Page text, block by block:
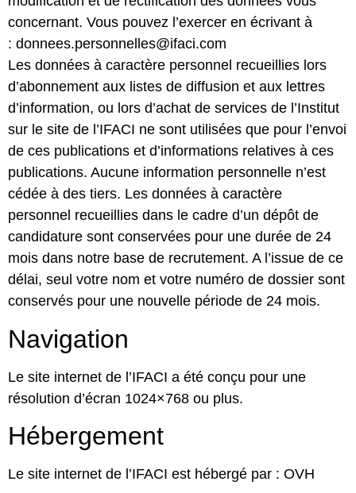
concernant. Vous pouvez l’exercer en écrivant à
: donnees.personnelles@ifaci.com
Les données à caractère personnel recueillies lors
d’abonnement aux listes de diffusion et aux lettres
d’information, ou lors d’achat de services de l’Institut
sur le site de l’IFACI ne sont utilisées que pour l’envoi
de ces publications et d’informations relatives à ces
publications. Aucune information personnelle n’est
cédée à des tiers. Les données à caractère
personnel recueillies dans le cadre d’un dépôt de
candidature sont conservées pour une durée de 24
mois dans notre base de recrutement. A l’issue de ce
délai, seul votre nom et votre numéro de dossier sont
conservés pour une nouvelle période de 24 mois.
Navigation
Le site internet de l’IFACI a été conçu pour une
résolution d’écran 1024×768 ou plus.
Hébergement
Le site internet de l’IFACI est hébergé par : OVH